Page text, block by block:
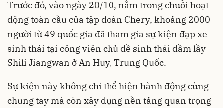
Trước đó, vào ngày 20/10, nằm trong chuỗi hoạt
động toàn cầu của tập đoàn Chery, khoảng 2000
người từ 49 quốc gia đã tham gia sự kiện đạp xe
sinh thái tại công viên chủ đề sinh thái đầm lầy
Shili Jiangwan ở An Huy, Trung Quốc.
Sự kiện này không chỉ thể hiện hành động cùng
chung tay mà còn xây dựng nền tảng quan trọng